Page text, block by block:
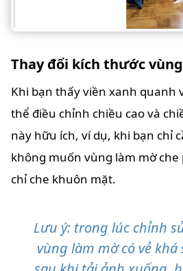
Thay đổi kích thước
Khi bạn thấy viền xanh quanh
thể điều chỉnh chiều cao và
này hữu ích, ví dụ, khi bạn chỉ
không muốn vùng làm mờ che
chỉ che khuôn mặt.
Lưu ý: trong lúc chỉnh
vùng làm mờ có vẻ khá